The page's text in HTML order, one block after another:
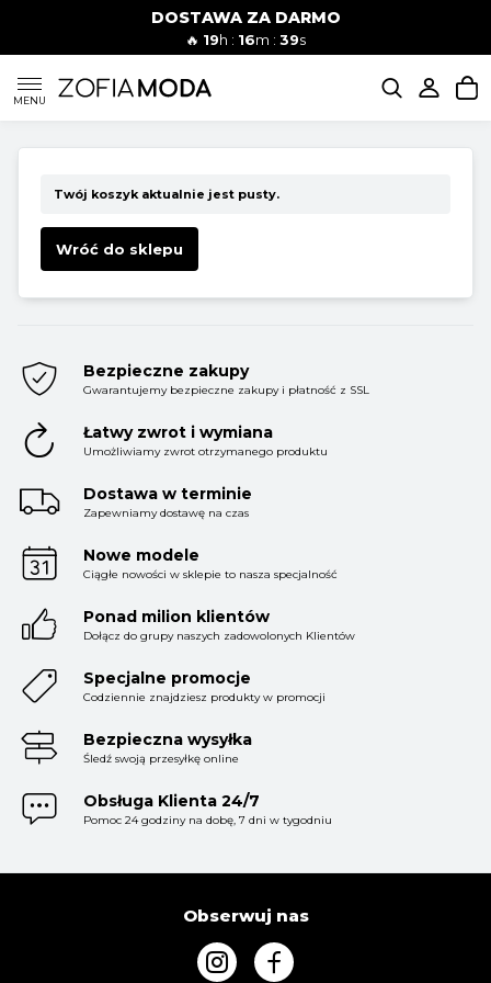
DOSTAWA ZA DARMO
🔥 19h : 16m : 39s
MENU
SUKIENKI
MODA PLAŻOWA
KURTKI I PŁASZCZE
SPÓDNICE
SPODNIE
KOMBINEZONY
Twój koszyk aktualnie jest pusty.
Wróć do sklepu
Bezpieczne zakupy
Gwarantujemy bezpieczne zakupy i płatność z SSL
Łatwy zwrot i wymiana
Umożliwiamy zwrot otrzymanego produktu
Dostawa w terminie
Zapewniamy dostawę na czas
Nowe modele
Ciągłe nowości w sklepie to nasza specjalność
Ponad milion klientów
Dołącz do grupy naszych zadowolonych Klientów
Specjalne promocje
Codziennie znajdziesz produkty w promocji
Bezpieczna wysyłka
Śledź swoją przesyłkę online
Obsługa Klienta 24/7
Pomoc 24 godziny na dobę, 7 dni w tygodniu
Obserwuj nas